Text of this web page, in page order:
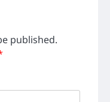
published.